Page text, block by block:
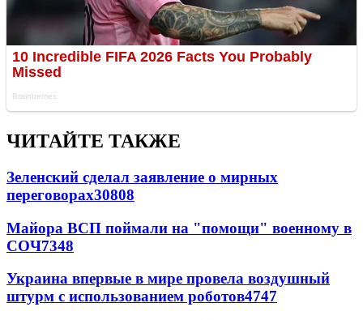
ЧИТАЙТЕ ТАКЖЕ
Зеленский сделал заявление о мирных
переговорах30808
Майора ВСП поймали на "помощи" военному в
СОЧ7348
Украина впервые в мире провела воздушный
штурм с использованием роботов4747